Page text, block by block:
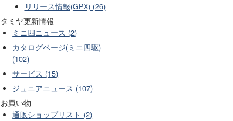
リリース情報(GPX) (26)
タミヤ更新情報
ミニ四ニュース (2)
カタログページ(ミニ四駆)
(102)
サービス (15)
ジュニアニュース (107)
お買い物
通販ショップリスト (2)